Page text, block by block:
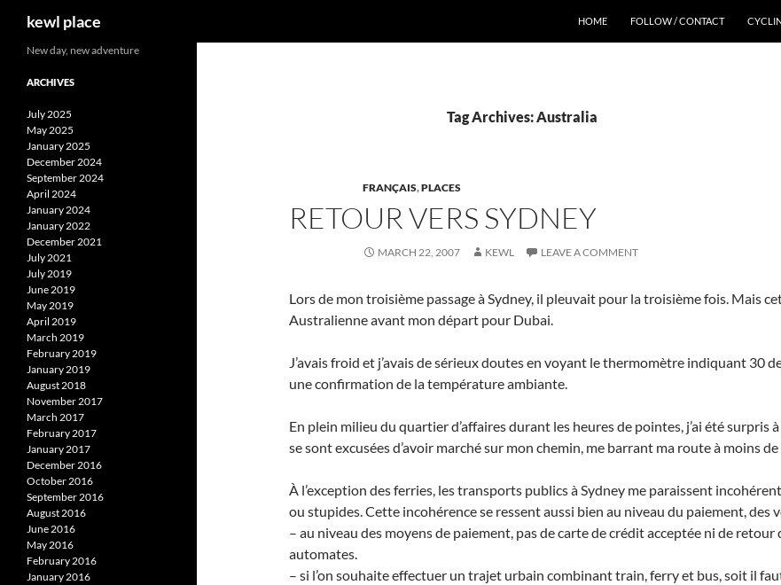
kewl place HOME FOLLOW / CONTACT
Tag Archives: Australia
FRANÇAIS,PLACES
RETOUR VERS SYDNEY
MARCH 22, 2007 KEWL LEAVE A COMMENT
Lors de mon troisième passage à Sydney, il pleuvait pour la troisième fois. Mais
Australienne avant mon départ pour Dubai.
J’avais froid et j’avais de sérieux doutes en voyant le thermomètre indiquant 30
une confirmation de la température ambiante.
En plein milieu du quartier d’affaires durant les heures de pointes, j’ai été surpris
se sont excusées d’avoir marché sur mon chemin, me barrant ma route à moins
À l’exception des ferries, les transports publics à Sydney me paraissent
ou stupides. Cette incohérence se ressent aussi bien au niveau du paiement, des
– au niveau des moyens de paiement, pas de carte de crédit acceptée ni de
automates.
– si l’on souhaite effectuer un trajet urbain combinant train, ferry et bus, soit il
New day, new adventure
ARCHIVES
July 2025
May 2025
January 2025
December 2024
September 2024
April 2024
January 2024
January 2022
December 2021
July 2021
July 2019
June 2019
May 2019
April 2019
March 2019
February 2019
January 2019
August 2018
November 2017
March 2017
February 2017
January 2017
December 2016
October 2016
September 2016
August 2016
June 2016
May 2016
February 2016
January 2016